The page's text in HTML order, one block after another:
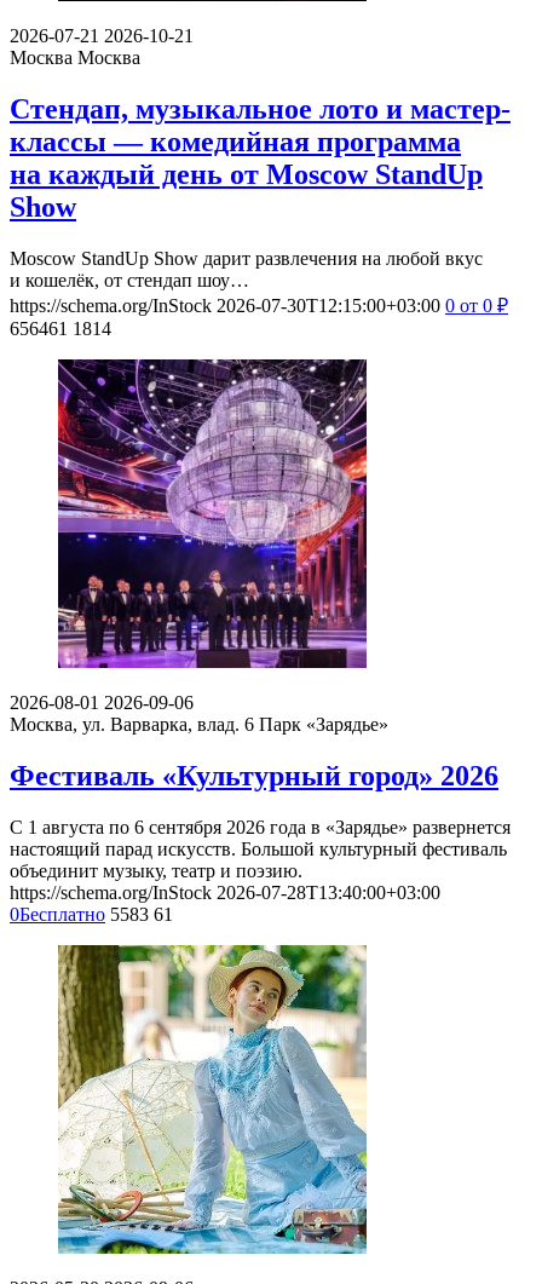
2026-07-21 2026-10-21
Москва Москва
Стендап, музыкальное лото и мастер-
классы — комедийная программа
на каждый день от Moscow StandUp
Show
Moscow StandUp Show дарит развлечения на любой вкус
и кошелёк, от стендап шоу…
https://schema.org/InStock 2026-07-30T12:15:00+03:00 0 от 0 ₽
656461 1814
2026-08-01 2026-09-06
Москва, ул. Варварка, влад. 6 Парк «Зарядье»
Фестиваль «Культурный город» 2026
С 1 августа по 6 сентября 2026 года в «Зарядье» развернется
настоящий парад искусств. Большой культурный фестиваль
объединит музыку, театр и поэзию.
https://schema.org/InStock 2026-07-28T13:40:00+03:00
0Бесплатно 5583 61